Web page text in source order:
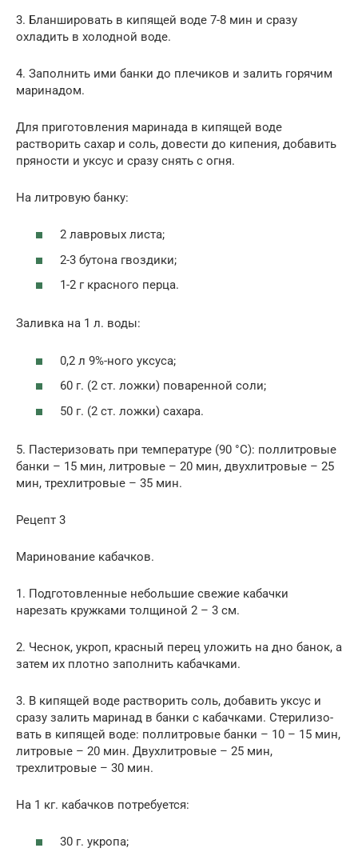
3. Бланшировать в кипящей воде 7-8 мин и сразу
охладить в холодной воде.
4. Заполнить ими банки до плечиков и залить горячим
марина­дом.
Для приготовления маринада в кипящей воде
растворить сахар и соль, довести до кипения, доба­вить
пряности и уксус и сразу снять с огня.
На литровую банку:
2 лавровых листа;
2-3 бутона гвоздики;
1-2 г красного перца.
Заливка на 1 л. воды:
0,2 л 9%-ного уксуса;
60 г. (2 ст. ложки) поваренной соли;
50 г. (2 ст. ложки) сахара.
5. Пастери­зовать при температуре (90 °С): поллитровые
бан­ки – 15 мин, литровые – 20 мин, двухлитровые – 25
мин, трехлитровые – 35 мин.
Рецепт 3
Маринование кабачков.
1. Подготовленные небольшие свежие кабачки
нарезать кружками толщиной 2 – 3 см.
2. Чеснок, укроп, красный перец уложить на дно ба­нок, а
затем их плотно заполнить кабачками.
3. В ки­пящей воде растворить соль, добавить уксус и
сразу залить маринад в банки с кабачками. Стерилизо­
вать в кипящей воде: поллитровые банки – 10 – 15 мин,
литровые – 20 мин. Двухлитровые – 25 мин,
трехлитровые – 30 мин.
На 1 кг. кабачков потребуется:
30 г. укропа;